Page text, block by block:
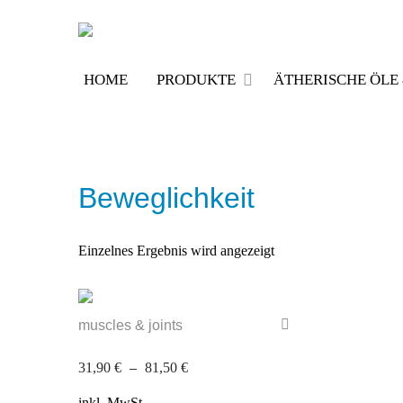
HOME PRODUKTE ÄTHERISCHE
Beweglichkeit
Einzelnes Ergebnis wird angezeigt
muscles & joints
31,90 € – 81,50 €